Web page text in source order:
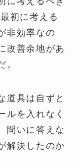
初に考える
非効率なの
改善余地があ
。
道具は自ずと
ルを入れなく
問いに答えな
解決したのか